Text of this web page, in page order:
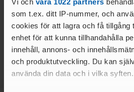
som t.ex. ditt IP-nummer, och
cookies för att lagra och få tillgång
enhet för att kunna tillhandahålla
innehåll, annons- och
och produktutveckling. Du kan
använda din data och i vilka syften.
UNGDOMAR
SOMMARLÄGER 13-14
ÅR
STOCKHOLMSKAMP
EN
Kommittén samlas en gång per